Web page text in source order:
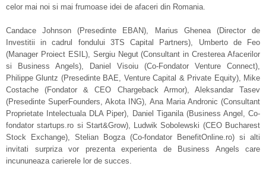
celor mai noi si mai frumoase idei de afaceri din Romania.
Candace Johnson (Presedinte EBAN), Marius Ghenea (Director de
Investitii in cadrul fondului 3TS Capital Partners), Umberto de Feo
(Manager Proiect ESIL), Sergiu Negut (Consultant in Cresterea Afacerilor
si Business Angels), Daniel Visoiu (Co-Fondator Venture Connect),
Philippe Gluntz (Presedinte BAE, Venture Capital & Private Equity), Mike
Costache (Fondator & CEO Chargeback Armor), Aleksandar Tasev
(Presedinte SuperFounders, Akota ING), Ana Maria Andronic (Consultant
Proprietate Intelectuala DLA Piper), Daniel Tiganila (Business Angel, Co-
fondator startups.ro si Start&Grow), Ludwik Sobolewski (CEO Bucharest
Stock Exchange), Stelian Bogza (Co-fondator BenefitOnline.ro) si alti
invitati surpriza vor prezenta experienta de Business Angels care
incununeaza carierele lor de succes.